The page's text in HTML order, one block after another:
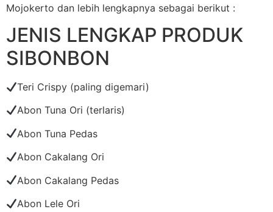
Mojokerto dan lebih lengkapnya sebagai berikut :
JENIS LENGKAP PRODUK
SIBONBON
Teri Crispy (paling digemari)
Abon Tuna Ori (terlaris)
Abon Tuna Pedas
Abon Cakalang Ori
Abon Cakalang Pedas
Abon Lele Ori